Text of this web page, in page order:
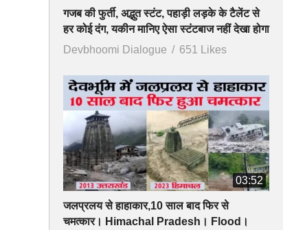
गजब की फुर्ती, अद्भुत स्टंट, पहाड़ी लड़के के टैलेंट से
हर कोई दंग, यकीन मानिए ऐसा स्टंटबाज नहीं देखा होगा
Devbhoomi Dialogue
651 Likes
03:52
जलप्रलय से हाहाकार,10 साल बाद फिर से
चमत्कार। Himachal Pradesh। Flood।